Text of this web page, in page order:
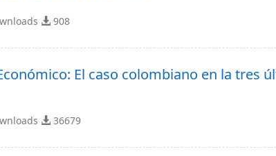
908
El caso colombiano en la tres
36679